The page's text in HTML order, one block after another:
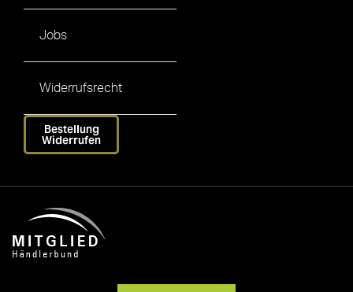
Jobs
Widerrufsrecht
Bestellung
Widerrufen